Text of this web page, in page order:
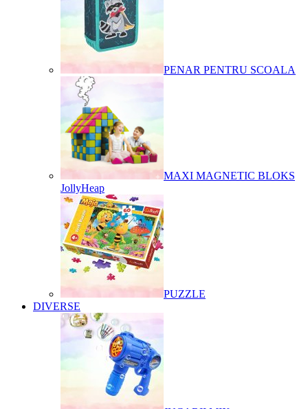
PENAR PENTRU SCOALA
MAXI MAGNETIC BLOKS
JollyHeap
PUZZLE
DIVERSE